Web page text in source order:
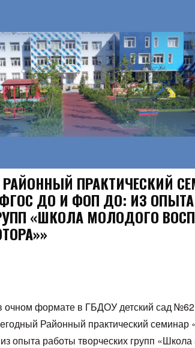
РАЙОННЫЙ ПРАКТИЧЕСКИЙ
ДО И ФОП ДО: ИЗ
«ШКОЛА МОЛОДОГО
очном формате в ГБДОУ детский сад
Районный практический семинар
работы творческих групп «Школа